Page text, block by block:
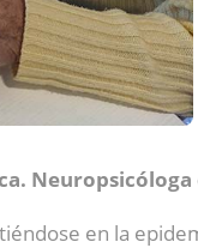
Neuropsicóloga
en la